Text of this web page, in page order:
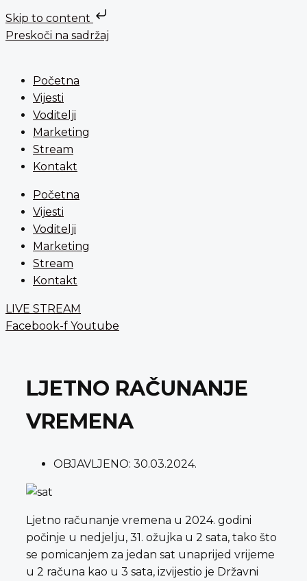
Skip to content
Preskoči na sadržaj
Početna
Vijesti
Voditelji
Marketing
Stream
Kontakt
Početna
Vijesti
Voditelji
Marketing
Stream
Kontakt
LIVE STREAM
Facebook-f Youtube
LJETNO RAČUNANJE
VREMENA
OBJAVLJENO: 30.03.2024.
Ljetno računanje vremena u 2024. godini
počinje u nedjelju, 31. ožujka u 2 sata, tako što
se pomicanjem za jedan sat unaprijed vrijeme
u 2 računa kao u 3 sata, izvijestio je Državni